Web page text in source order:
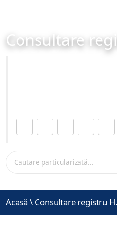
Consultare
Acasă \ Consultare registru